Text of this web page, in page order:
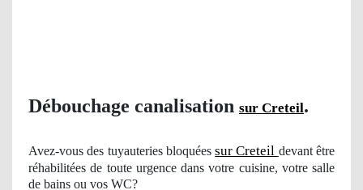
Débouchage canalisation sur Creteil.
Avez-vous des tuyauteries bloquéessur Creteil devant être
réhabilitées de toute urgence dans votre cuisine, votre salle
de bains ou vos WC?